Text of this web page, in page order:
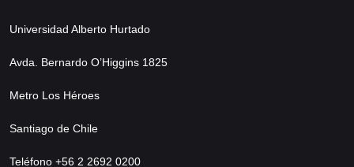
Universidad Alberto Hurtado
Avda. Bernardo O’Higgins 1825
Metro Los Héroes
Santiago de Chile
Teléfono +56 2 2692 0200